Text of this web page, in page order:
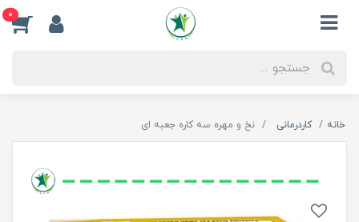
0
خانه کاردرمانی نخ و مهره سه کاره جعبه ای